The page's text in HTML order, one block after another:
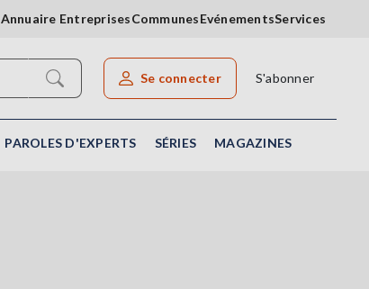
Annuaire EntreprisesCommunesEvénementsServices
Rechercher un article
Se connecter S'abonner
PAROLES D'EXPERTS SÉRIES MAGAZINES